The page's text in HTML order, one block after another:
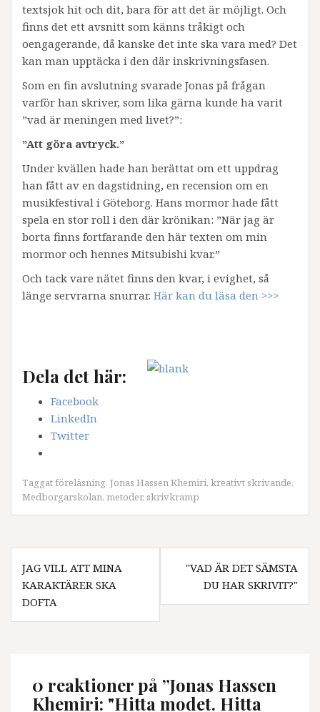
textsjok hit och dit, bara för att det är möjligt. Och
finns det ett avsnitt som känns tråkigt och
oengagerande, då kanske det inte ska vara med? Det
kan man upptäcka i den där inskrivningsfasen.
Som en fin avslutning svarade Jonas på frågan
varför han skriver, som lika gärna kunde ha varit
”vad är meningen med livet?”:
”Att göra avtryck.”
Under kvällen hade han berättat om ett uppdrag
han fått av en dagstidning, en recension om en
musikfestival i Göteborg. Hans mormor hade fått
spela en stor roll i den där krönikan: ”När jag är
borta finns fortfarande den här texten om min
mormor och hennes Mitsubishi kvar.”
Och tack vare nätet finns den kvar, i evighet, så
länge servrarna snurrar. Här kan du läsa den >>>
Dela det här:
Facebook
LinkedIn
Twitter
Taggatföreläsning, Jonas Hassen Khemiri, kreativt skrivande,
Medborgarskolan, metoder, skrivkramp
n
l
JAG VILL ATT MINA
KARAKTÄRER SKA
DOFTA
"VAD ÄR DET SÄMSTA
DU HAR SKRIVIT?"
0 reaktioner på ”Jonas Hassen
Khemiri: "Hitta modet. Hitta